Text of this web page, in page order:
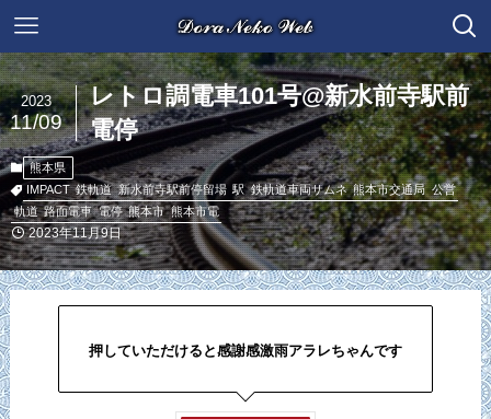
レトロ調電車101号@新水前寺駅前
電停
2023
11/09
熊本県
IMPACT 鉄軌道 新水前寺駅前停留場 駅 鉄軌道車両サムネ 熊本市交通局 公営
軌道 路面電車 電停 熊本市 熊本市電
2023年11月9日
押していただけると感謝感激雨アラレちゃんです